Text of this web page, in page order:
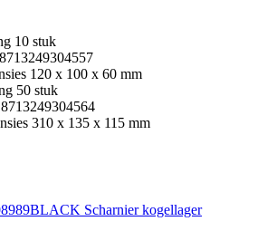
10 stuk
8713249304557
120 x 100 x 60 mm
50 stuk
8713249304564
310 x 135 x 115 mm
Scharnier kogellager